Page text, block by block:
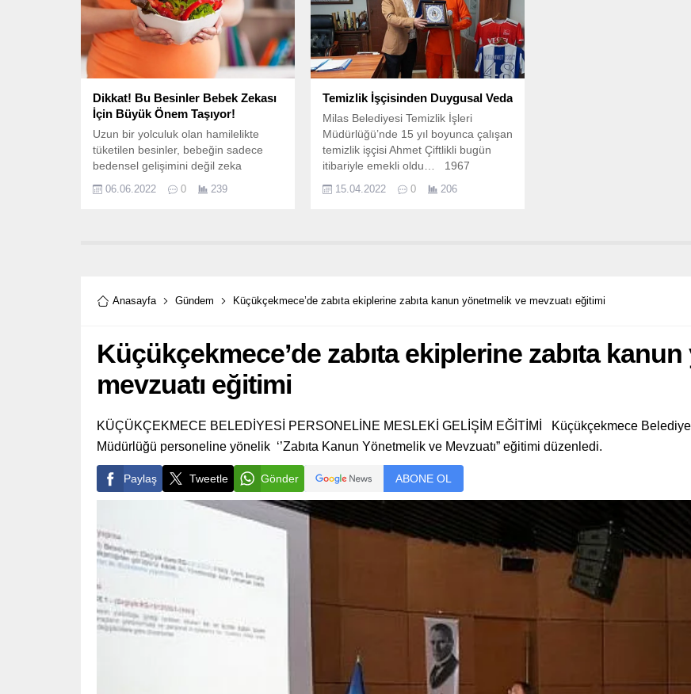
Dikkat! Bu Besinler Bebek Zekası
İçin Büyük Önem Taşıyor!
Uzun bir yolculuk olan hamilelikte
tüketilen besinler, bebeğin sadece
bedensel gelişimini değil zeka
06.06.2022 0 239
Temizlik İşçisinden Duygusal Veda
Milas Belediyesi Temizlik İşleri
Müdürlüğü’nde 15 yıl boyunca çalışan
temizlik işçisi Ahmet Çiftlikli bugün
itibariyle emekli oldu… 1967
Başkanı Muhammet Tokat’ı ailesiyle
15.04.2022 0 206
Anasayfa Gündem Küçükçekmece’de zabıta ekiplerine zabıta kanun yönetmelik ve mevzuatı eğitimi
Küçükçekmece’de zabıta ekiplerine zabıta
mevzuatı eğitimi
KÜÇÜKÇEKMECE BELEDİYESİ PERSONELİNE MESLEKİ GELİŞİM EĞİTİMİ Küçükçekmece
Müdürlüğü personeline yönelik ‘’Zabıta Kanun Yönetmelik ve Mevzuatı” eğitimi düzenledi.
Paylaş Tweetle Gönder ABONE OL